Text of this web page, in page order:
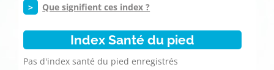
> Que signifient ces index ?
Index Santé du pied
Pas d'index santé du pied enregistrés